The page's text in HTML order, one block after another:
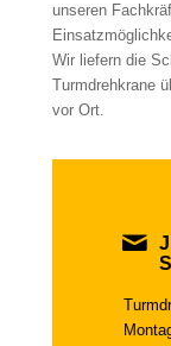
unseren
Wir liefern die
Turmdrehkrane
vor Ort.